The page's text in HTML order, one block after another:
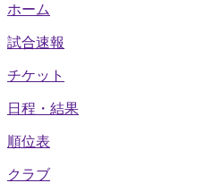
ホーム
試合速報
チケット
日程・結果
順位表
クラブ